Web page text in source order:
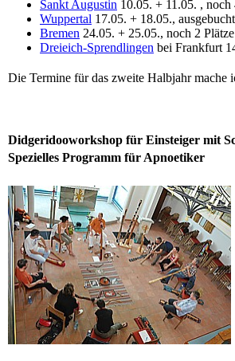
Sankt Augustin 10.05. + 11.05. , noch
Wuppertal 17.05. + 18.05., ausgebucht
Bremen 24.05. + 25.05., noch 2
Dreieich-Sprendlingen bei Frankfurt
Die Termine für das zweite Halbjahr mache
Didgeridooworkshop für Einsteiger mit
Spezielles Programm für Apnoetiker